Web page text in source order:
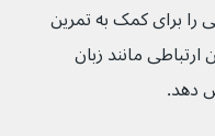
می‌تواند تمرین‌هایی را برای کمک به تمرین
جایگزین ارتباطی مانند زبان
دهد.